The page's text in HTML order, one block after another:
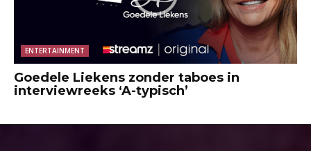
ENTERTAINMENT
Goedele Liekens zonder taboes in
interviewreeks ‘A-typisch’